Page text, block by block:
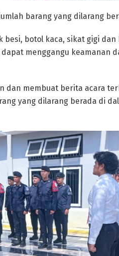
barang yang dilarang
besi, botol kaca, sikat gigi
menggangu keamanan
dan membuat berita acara
yang dilarang berada di